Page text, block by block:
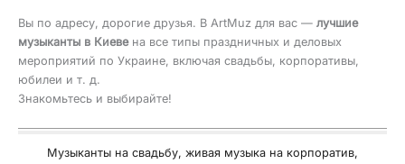
Вы по адресу, дорогие друзья. В ArtMuz для вас — лучшие
музыканты в Киевена все типы праздничных и деловых
мероприятий по Украине, включая свадьбы, корпоративы,
юбилеи и т. д.
Знакомьтесь и выбирайте!
Музыканты на свадьбу, живая музыка на корпоратив,